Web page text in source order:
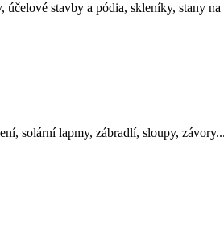
stavby a pódia, skleníky, stany na
solární lapmy, zábradlí, sloupy, závory...